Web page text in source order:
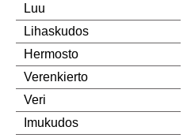
Luu
Lihaskudos
Hermosto
Verenkierto
Veri
Imukudos